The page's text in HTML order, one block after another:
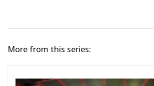
More from this series: